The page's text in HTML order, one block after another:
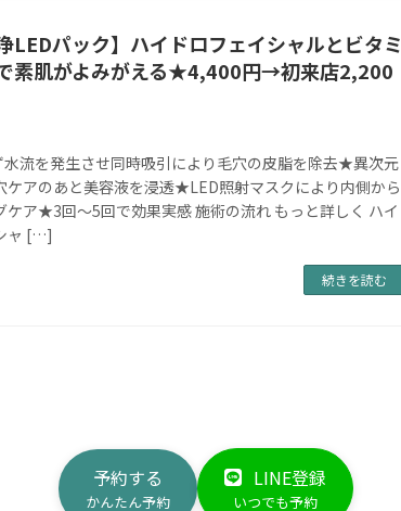
LEDパック】ハイドロフェイシャルとビタミ
素肌がよみがえる★4,400円→初来店2,200
流を発生させ同時吸引により毛穴の皮脂を除去★異次元
ケアのあと美容液を浸透★LED照射マスクにより内側から
ケア★3回～5回で効果実感 施術の流れ もっと詳しく ハイ
ャ […]
続きを読む
予約する
かんたん予約
LINE登録
いつでも予約